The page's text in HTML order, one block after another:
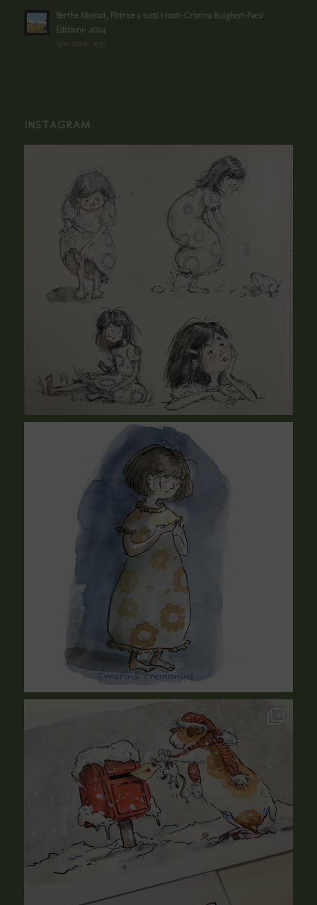
Berthe Morisot, Pittrice a tutti i costi- Cristina Bulgheri-Paesi
Edizioni- 2024
15/10/2024 - 15:55
INSTAGRAM